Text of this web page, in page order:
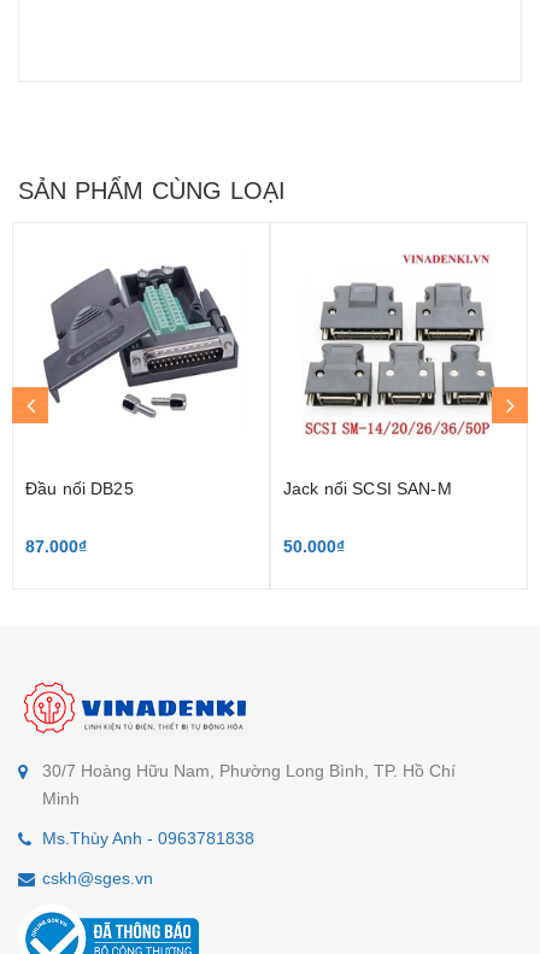
SẢN PHẨM CÙNG LOẠI
Đầu nối DB25
87.000₫
Jack nối SCSI SAN-M
50.000₫
30/7 Hoàng Hữu Nam, Phường Long Bình, TP. Hồ Chí
Minh
Ms.Thùy Anh - 0963781838
cskh@sges.vn